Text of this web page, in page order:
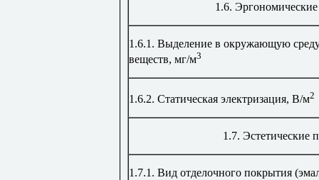
1.6. Эргономические
1.6.1. Выделение в окружающую
веществ, мг/м3
1.6.2. Статическая электризация, В/м2
1.7. Эстетические
1.7.1. Вид отделочного покрытия